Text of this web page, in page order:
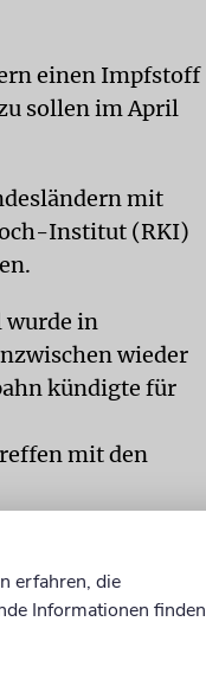
einen Impfstoff
sollen im April
mit
Institut (RKI)
wurde in
wieder
kündigte für
mit den
erfahren, die
Informationen finden